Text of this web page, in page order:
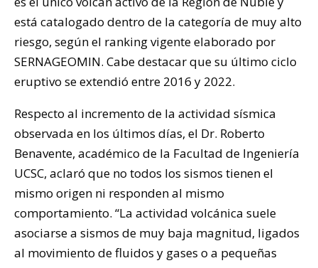
está catalogado dentro de la categoría de muy alto
riesgo, según el ranking vigente elaborado por
SERNAGEOMIN. Cabe destacar que su último ciclo
eruptivo se extendió entre 2016 y 2022.
Respecto al incremento de la actividad sísmica
observada en los últimos días, el Dr. Roberto
Benavente, académico de la Facultad de Ingeniería
UCSC, aclaró que no todos los sismos tienen el
mismo origen ni responden al mismo
comportamiento. “La actividad volcánica suele
asociarse a sismos de muy baja magnitud, ligados
al movimiento de fluidos y gases o a pequeñas